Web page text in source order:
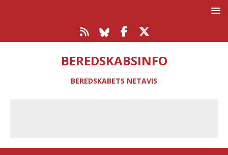
BEREDSKABSINFO
BEREDSKABETS NETAVIS